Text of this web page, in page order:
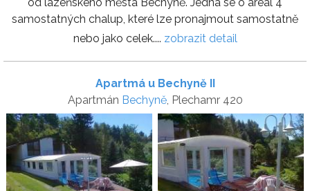
samostatných chalup, které lze pronajmout samostatně
nebo jako celek.... zobrazit detail
Apartmá u Bechyně II
Apartmán Bechyně, Plechamr 420